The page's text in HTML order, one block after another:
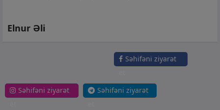
Elnur Əli
Səhifəni ziyarət
Səhifəni ziyarət
Səhifəni ziyarət